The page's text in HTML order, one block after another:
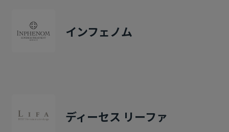
インフェノム
ディーセス リーファ